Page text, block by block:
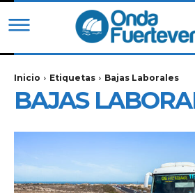
Inicio Etiquetas Bajas Laborales
BAJAS